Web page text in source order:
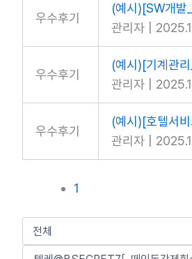
우수후기
(예시)[SW개발
관리자
우수후기
(예시)[기계관
관리자
우수후기
(예시)[호텔서
관리자
1